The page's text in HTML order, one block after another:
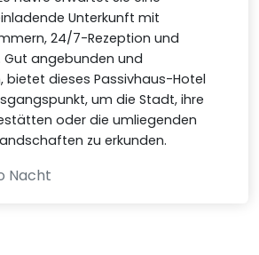
Unterkunft mit
24/7-Rezeption und
angebunden und
bietet dieses Passivhaus-Hotel
um die Stadt, ihre
oder die umliegenden
zu erkunden.
Nacht